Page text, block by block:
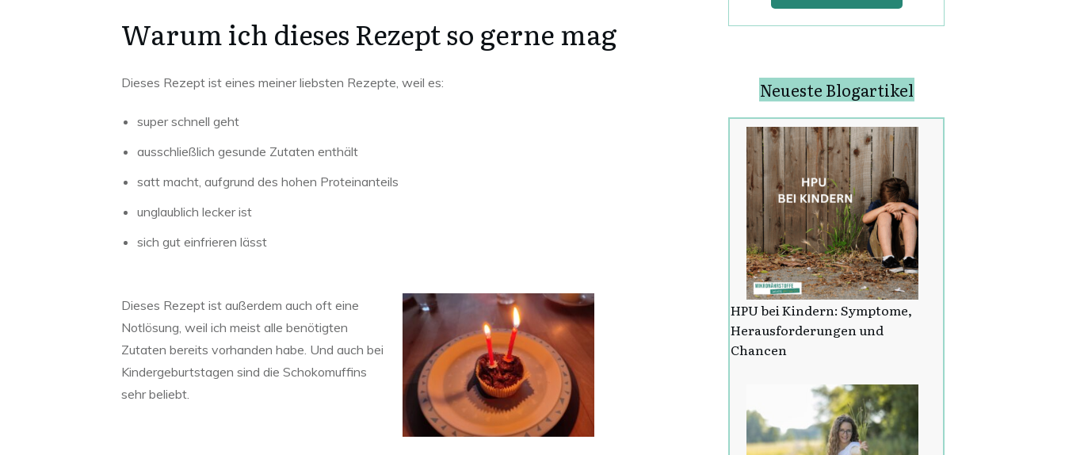
Warum ich dieses Rezept so gerne mag
Dieses Rezept ist eines meiner liebsten Rezepte, weil es:
super schnell geht
ausschließlich gesunde Zutaten enthält
satt macht, aufgrund des hohen Proteinanteils
unglaublich lecker ist
sich gut einfrieren lässt
Dieses Rezept ist außerdem auch oft eine
Notlösung, weil ich meist alle benötigten
Zutaten bereits vorhanden habe. Und auch bei
Kindergeburtstagen sind die Schokomuffins
sehr beliebt.
Neueste Blogartikel
HPU bei Kindern: Symptome,
Herausforderungen und
Chancen